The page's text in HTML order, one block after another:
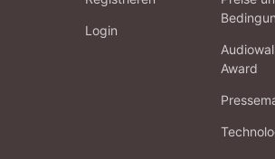
Login
Award